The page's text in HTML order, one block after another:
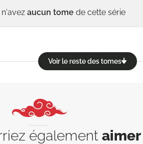
aucun tome de cette série
Voir le reste des tomes
également aimer